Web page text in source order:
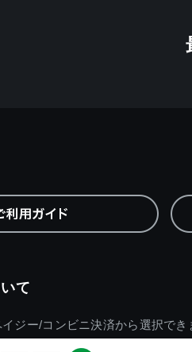
て
ジー/コンビニ決済から選択でき